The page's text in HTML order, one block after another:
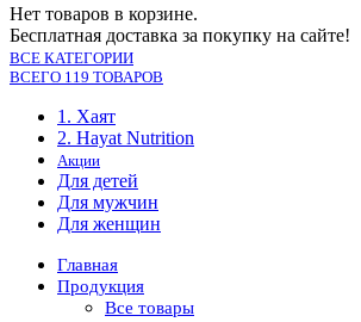
Нет товаров в корзине.
Бесплатная доставка за покупку на сайте!
ВСЕ КАТЕГОРИИ
ВСЕГО 119 ТОВАРОВ
1. Хаят
2. Hayat Nutrition
Акции
Для детей
Для мужчин
Для женщин
Главная
Продукция
Все товары